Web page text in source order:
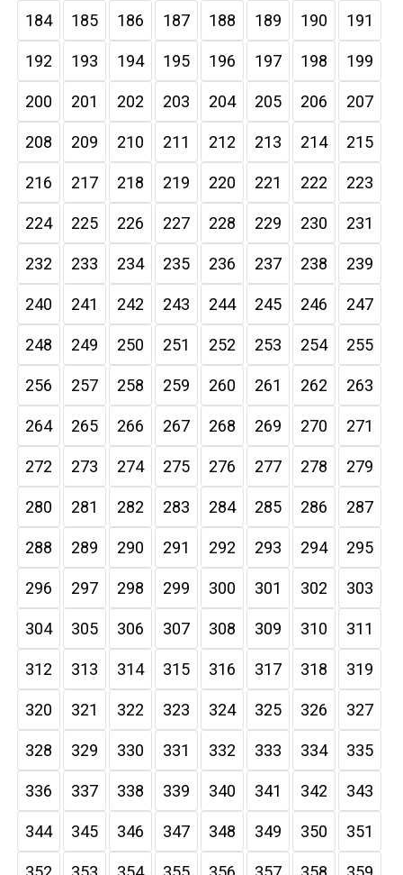
184 185 186 187 188 189 190 191
192 193 194 195 196 197 198 199
200 201 202 203 204 205 206 207
208 209 210 211 212 213 214 215
216 217 218 219 220 221 222 223
224 225 226 227 228 229 230 231
232 233 234 235 236 237 238 239
240 241 242 243 244 245 246 247
248 249 250 251 252 253 254 255
256 257 258 259 260 261 262 263
264 265 266 267 268 269 270 271
272 273 274 275 276 277 278 279
280 281 282 283 284 285 286 287
288 289 290 291 292 293 294 295
296 297 298 299 300 301 302 303
304 305 306 307 308 309 310 311
312 313 314 315 316 317 318 319
320 321 322 323 324 325 326 327
328 329 330 331 332 333 334 335
336 337 338 339 340 341 342 343
344 345 346 347 348 349 350 351